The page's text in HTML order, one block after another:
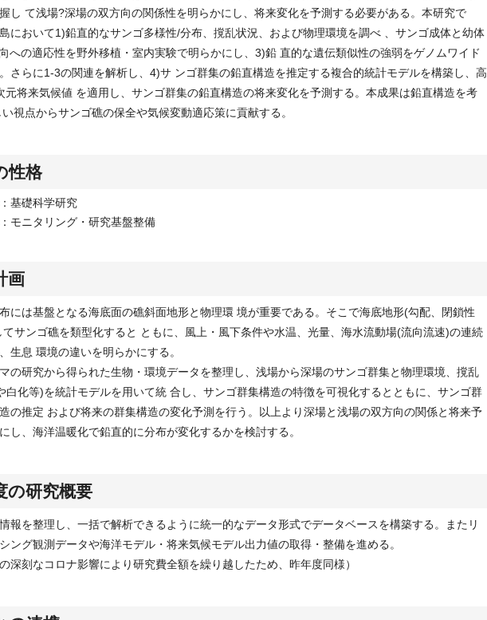
し て浅場?深場の双方向の関係性を明らかにし、将来変化を予測する必要がある。本研究で
において1)鉛直的なサンゴ多様性/分布、撹乱状況、および物理環境を調べ 、サンゴ成体と幼体
への適応性を野外移植・室内実験で明らかにし、3)鉛 直的な遺伝類似性の強弱をゲノムワイド
さらに1-3の関連を解析し、4)サ ンゴ群集の鉛直構造を推定する複合的統計モデルを構築し、高
元将来気候値 を適用し、サンゴ群集の鉛直構造の将来変化を予測する。本成果は鉛直構造を考
視点からサンゴ礁の保全や気候変動適応策に貢献する。
性格
基礎科学研究
モニタリング・研究基盤整備
画
には基盤となる海底面の礁斜面地形と物理環 境が重要である。そこで海底地形(勾配、閉鎖性
サンゴ礁を類型化すると ともに、風上・風下条件や水温、光量、海水流動場(流向流速)の連続
生息 環境の違いを明らかにする。
の研究から得られた生物・環境データを整理し、浅場から深場のサンゴ群集と物理環境、撹乱
白化等)を統計モデルを用いて統 合し、サンゴ群集構造の特徴を可視化するとともに、サンゴ群
の推定 および将来の群集構造の変化予測を行う。以上より深場と浅場の双方向の関係と将来予
し、海洋温暖化で鉛直的に分布が変化するかを検討する。
の研究概要
報を整理し、一括で解析できるように統一的なデータ形式でデータベースを構築する。またリ
ング観測データや海洋モデル・将来気候モデル出力値の取得・整備を進める。
の深刻なコロナ影響により研究費全額を繰り越したため、昨年度同様）